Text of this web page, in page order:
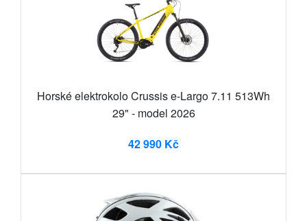
Horské elektrokolo Crussis e-Largo 7.11 513Wh
29" - model 2026
42 990 Kč